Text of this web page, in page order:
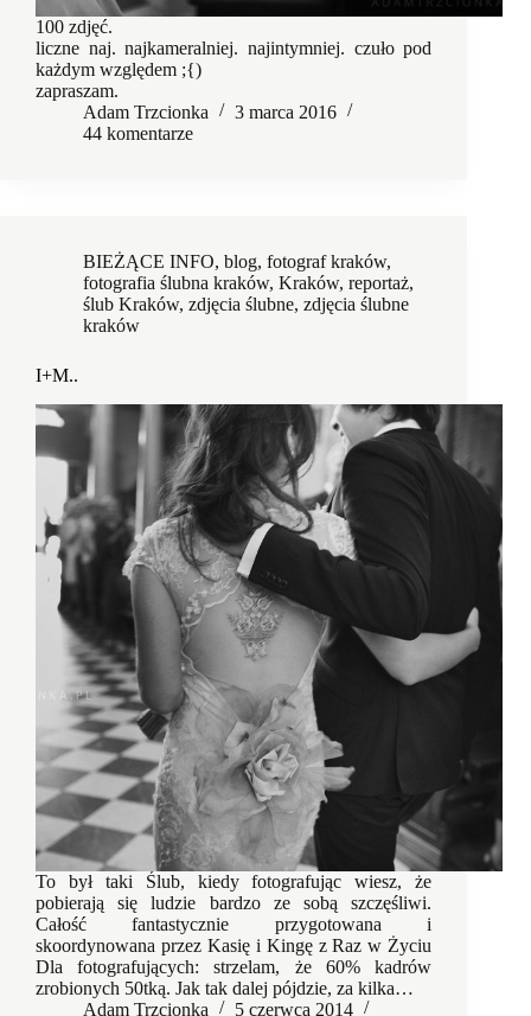
100 zdjęć.
liczne naj. najkameralniej. najintymniej. czuło pod
każdym względem ;{)
zapraszam.
Adam Trzcionka
3 marca 2016
44 komentarze
BIEŻĄCE INFO, blog, fotograf kraków,
fotografia ślubna kraków, Kraków, reportaż,
ślub Kraków, zdjęcia ślubne, zdjęcia ślubne
kraków
I+M..
To był taki Ślub, kiedy fotografując wiesz, że
pobierają się ludzie bardzo ze sobą szczęśliwi.
Całość fantastycznie przygotowana i
skoordynowana przez Kasię i Kingę z Raz w Życiu
Dla fotografujących: strzelam, że 60% kadrów
zrobionych 50tką. Jak tak dalej pójdzie, za kilka…
Adam Trzcionka
5 czerwca 2014